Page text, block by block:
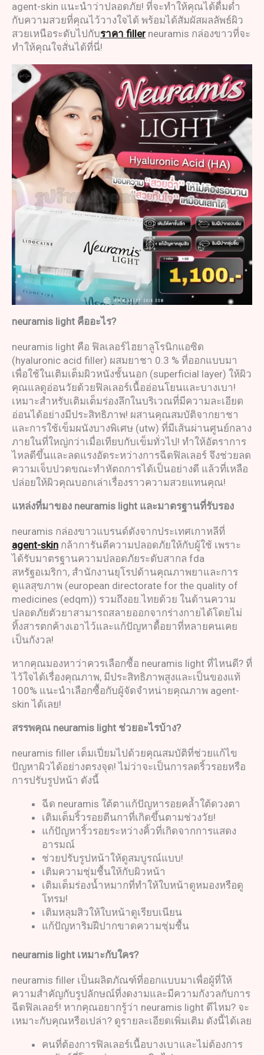
agent-skin แนะนำว่าปลอดภัย! ที่จะทำให้คุณได้ดื่มด่ำ
กับความสวยที่คุณไว้วางใจได้ พร้อมได้สัมผัสผลลัพธ์ผิว
สวยเหนือระดับไปกับราคา filler neuramis กล่องขาวที่จะ
ทำให้คุณใจสั่นได้ที่นี่!
neuramis light คืออะไร?
neuramis light คือ ฟิลเลอร์ไฮยาลูโรนิกแอซิด
(hyaluronic acid filler) ผสมยาชา 0.3 % ที่ออกแบบมา
เพื่อใช้ในเติมเต็มผิวหนังชั้นนอก (superficial layer) ให้ผิว
คุณแลดูอ่อนวัยด้วยฟิลเลอร์เนื้ออ่อนโยนและบางเบา!
เหมาะสำหรับเติมเต็มร่องลึกในบริเวณที่มีความละเอียด
อ่อนได้อย่างมีประสิทธิภาพ! ผสานคุณสมบัติจากยาชา
และการใช้เข็มผนังบางพิเศษ (utw) ที่มีเส้นผ่านศูนย์กลาง
ภายในที่ใหญ่กว่าเมื่อเทียบกับเข็มทั่วไป! ทำให้อัตราการ
ไหลดีขึ้นและลดแรงอัดระหว่างการฉีดฟิลเลอร์ จึงช่วยลด
ความเจ็บปวดขณะทำหัตถการได้เป็นอย่างดี แล้วที่เหลือ
ปล่อยให้ผิวคุณบอกเล่าเรื่องราวความสวยแทนคุณ!
แหล่งที่มาของ neuramis light และมาตรฐานที่รับรอง
neuramis กล่องขาวแบรนด์ดังจากประเทศเกาหลีที่
agent-skin กล้าการันตีความปลอดภัยให้กับผู้ใช้ เพราะ
ได้รับมาตรฐานความปลอดภัยระดับสากล fda
สหรัฐอเมริกา, สำนักงานยุโรปด้านคุณภาพยาและการ
ดูแลสุขภาพ (european directorate for the quality of
medicines (edqm)) รวมถึงอย.ไทยด้วย ในด้านความ
ปลอดภัยตัวยาสามารถสลายออกจากร่างกายได้โดยไม่
ทิ้งสารตกค้างเอาไว้และแก้ปัญหาดื้อยาที่หลายคนเคย
เป็นกังวล!
หากคุณมองหาว่าควรเลือกซื้อ neuramis light ที่ไหนดี? ที่
ไว้ใจได้เรื่องคุณภาพ, มีประสิทธิภาพสูงและเป็นของแท้
100% แนะนำเลือกซื้อกับผู้จัดจำหน่ายคุณภาพ agent-
skin ได้เลย!
สรรพคุณ neuramis light ช่วยอะไรบ้าง?
neuramis filler เต็มเปี่ยมไปด้วยคุณสมบัติที่ช่วยแก้ไข
ปัญหาผิวได้อย่างตรงจุด! ไม่ว่าจะเป็นการลดริ้วรอยหรือ
การปรับรูปหน้า ดังนี้
ฉีด neuramis ใต้ตาแก้ปัญหารอยคล้ำใต้ดวงตา
เติมเต็มริ้วรอยตีนกาที่เกิดขึ้นตามช่วงวัย!
แก้ปัญหาริ้วรอยระหว่างคิ้วที่เกิดจากการแสดง
อารมณ์
ช่วยปรับรูปหน้าให้ดูสมบูรณ์แบบ!
เติมความชุ่มชื้นให้กับผิวหน้า
เติมเต็มร่องน้ำหมากที่ทำให้ใบหน้าดูหมองหรือดู
โทรม!
เติมหลุมสิวให้ใบหน้าดูเรียบเนียน
แก้ปัญหาริมฝีปากขาดความชุ่มชื้น
neuramis light เหมาะกับใคร?
neuramis filler เป็นผลิตภัณฑ์ที่ออกแบบมาเพื่อผู้ที่ให้
ความสำคัญกับรูปลักษณ์ที่งดงามและมีความกังวลกับการ
ฉีดฟิลเลอร์! หากคุณอยากรู้ว่า neuramis light ดีไหม? จะ
เหมาะกับคุณหรือเปล่า? ดูรายละเอียดเพิ่มเติม ดังนี้ได้เลย
คนที่ต้องการฟิลเลอร์เนื้อบางเบาและไม่ต้องการ